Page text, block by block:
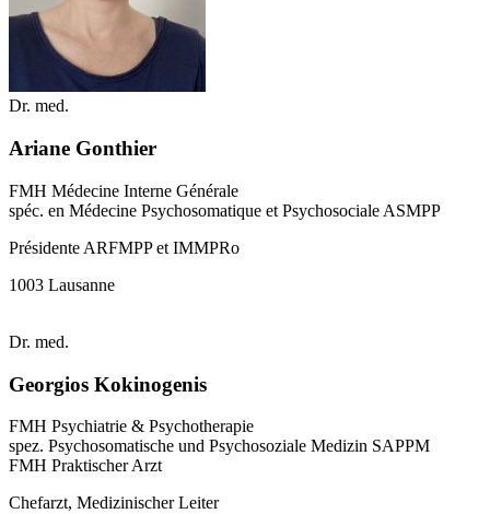
Dr. med.
Ariane Gonthier
FMH Médecine Interne Générale
spéc. en Médecine Psychosomatique et Psychosociale ASMPP
Présidente ARFMPP et IMMPRo
1003 Lausanne
Dr. med.
Georgios Kokinogenis
FMH Psychiatrie & Psychotherapie
spez. Psychosomatische und Psychosoziale Medizin SAPPM
FMH Praktischer Arzt
Chefarzt, Medizinischer Leiter